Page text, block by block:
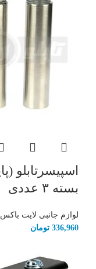
بسته ۳ عددی
لوازم جانبی لایت باکس
336,960 تومان